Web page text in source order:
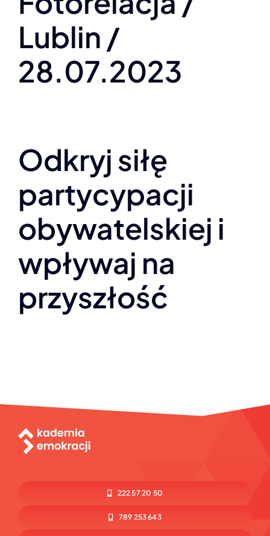
INFOLINIA
Lublin /
28.07.2023
Odkryj siłę
partycypacji
obywatelskiej i
wpływaj na
przyszłość
222 57 20 50
789 253 643